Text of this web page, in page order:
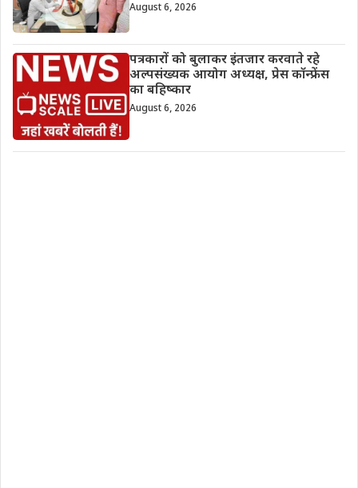
August 6, 2026
पत्रकारों को बुलाकर इंतजार करवाते रहे
अल्पसंख्यक आयोग अध्यक्ष, प्रेस कॉन्फ्रेंस
का बहिष्कार
August 6, 2026